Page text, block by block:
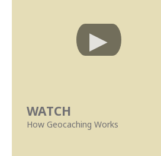
WATCH
How Geocaching Works